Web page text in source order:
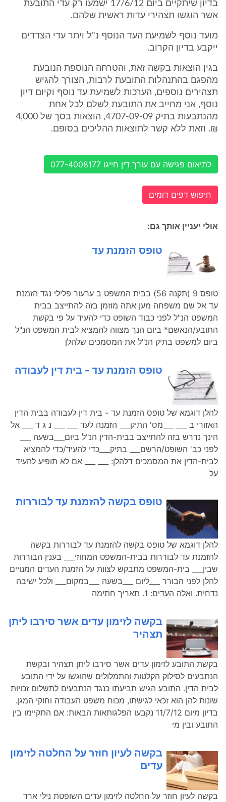
בדיון שיתקיים ביום 17/6/12 ישמעו רק עדי התובעת
אשר הוגשו תצהירי עדות ראשית שלהם.
מועד נוסף לשמיעת העד הנוסף נ"ל ויתר עדי הצדדים
ייקבע בדיון הקרוב.
בגין הוצאות בקשה זאת, והטרחה הנוספת הנובעת
מהפגם בהתנהלות התובעת לרבות, הצורך להגיש
תצהירים נוספים, הערכות לשמיעת עד נוסף וקיום דיון
נוסף, אני מחייב את התובעת לשלם לכל אחת
מהנתבעות בתיק 4707-09-09, הוצאות בסך של 4,000
₪. וזאת ללא קשר לתוצאות ההליכים בסופם.
לתיאום פגישה עם עורך דין חייגו 077-4008177
חיפוש דפים דומים
אולי יעניין אותך גם:
טופס הזמנת עד
טופס 9 (תקנה 56) בבית המשפט ב ערעור פלילי נגד הזמנת
עד אל שם משפחה מען אתה מוזמן בזה להתייצב בבית
המשפט הנ"ל לפני כבוד השופט כדי להעיד על פי בקשת
התובע/הנאשם* ביום הנך מצווה להמציא לבית המשפט הנ"ל
ביום למשפט בתיק הנ"ל את המסמכים שלהלן
טופס הזמנת עד - בית דין לעבודה
להלן דוגמא של טופס הזמנת עד - בית דין לעבודה בבית הדין
האזורי ב ___ ___מס' התיק___ הזמנה לעד ___ ___ נ ג ד ___ אל
הינך נדרש בזה להתייצב בבית-הדין הנ"ל ביום___בשעה ___
לפני כב' השופט/הרשם___ בתיק___כדי להעיד/כדי להמציא
לבית-הדין את המסמכים דלהלן: ___ ___ אם לא תופיע להעיד
על
טופס בקשה להזמנת עד לבוררות
להלן דוגמא של טופס בקשה להזמנת עד לבוררות בקשה
להזמנת עד לבוררות בבית-המשפט המחוזי___ בענין הבוררות
שבין___ בית-המשפט מתבקש לצוות על הזמנת העדים המנויים
להלן לפני הבורר ___ליום ___בשעה ___במקום___ ולכל ישיבה
נדחית. ואלה העדים: 1. תאריך חתימה
בקשה לזימון עדים אשר סירבו ליתן
תצהיר
בקשת התובע לזימון עדים אשר סירבו ליתן תצהיר ובקשת
הנתבעים לסילוק הקלטות והתמלולים שהוגשו על ידי התובע
לבית הדין. התובע הגיש תביעתו כנגד הנתבעים לתשלום זכויות
שונות להן הוא זכאי לגישתו, מכוח משפט העבודה וחוקי המגן.
בדיון מיום 11/7/12 נקבעו הפלגותאות הבאות: אם התקיימו בין
התובע ובין מי
בקשה לעיון חוזר על החלטה לזימון
עדים
בקשה לעיון חוזר על החלטה לזימון עדים השופטת נילי ארד